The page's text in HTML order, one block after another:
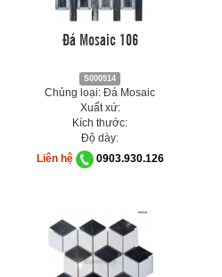
Đá Mosaic 106
S000914
Chủng loại: Đá Mosaic
Xuất xứ:
Kích thước:
Độ dày:
Liên hệ
0903.930.126